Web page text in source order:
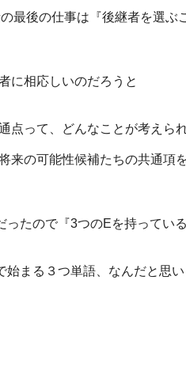
最後の仕事は『後継者を選ぶ
に相応しいのだろうと
点って、どんなことが考えら
来の可能性候補たちの共通項
たので『3つのEを持ってい
まる３つ単語、なんだと思い